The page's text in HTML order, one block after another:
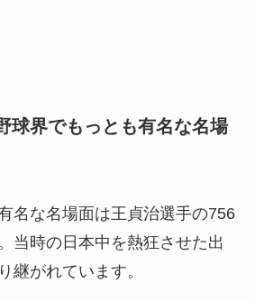
球界でもっとも有名な名場
名な名場面は王貞治選手の756
当時の日本中を熱狂させた出
継がれています。